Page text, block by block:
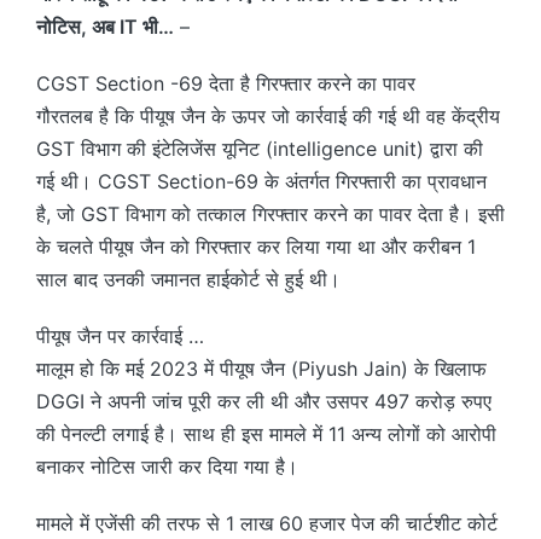
नोटिस, अब IT भी… –
CGST Section -69 देता है गिरफ्तार करने का पावर
गौरतलब है कि पीयूष जैन के ऊपर जो कार्रवाई की गई थी वह केंद्रीय
GST विभाग की इंटेलिजेंस यूनिट (intelligence unit) द्वारा की
गई थी। CGST Section-69 के अंतर्गत गिरफ्तारी का प्रावधान
है, जो GST विभाग को तत्काल गिरफ्तार करने का पावर देता है। इसी
के चलते पीयूष जैन को गिरफ्तार कर लिया गया था और करीबन 1
साल बाद उनकी जमानत हाईकोर्ट से हुई थी।
पीयूष जैन पर कार्रवाई …
मालूम हो कि मई 2023 में पीयूष जैन (Piyush Jain) के खिलाफ
DGGI ने अपनी जांच पूरी कर ली थी और उसपर 497 करोड़ रुपए
की पेनल्टी लगाई है। साथ ही इस मामले में 11 अन्य लोगों को आरोपी
बनाकर नोटिस जारी कर दिया गया है।
मामले में एजेंसी की तरफ से 1 लाख 60 हजार पेज की चार्टशीट कोर्ट